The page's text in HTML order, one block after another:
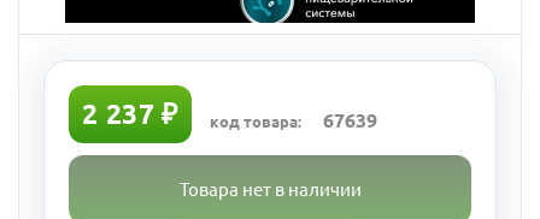
2 237 ₽ код товара: 67639
Товара нет в наличии